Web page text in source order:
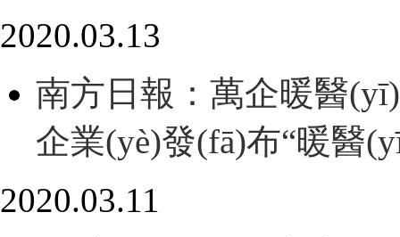
2020.03.13
南方日報：萬企暖醫
企業(yè)發(fā)布“暖醫
2020.03.11